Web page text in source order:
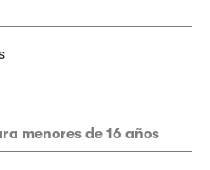
menores de 16 años